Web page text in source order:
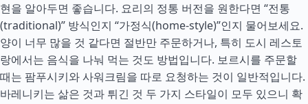
현을 알아두면 좋습니다. 요리의 정통 버전을 원한다면 “전통
(traditional)” 방식인지 “가정식(home-style)”인지 물어보세요.
양이 너무 많을 것 같다면 절반만 주문하거나, 특히 도시 레스토
랑에서는 음식을 나눠 먹는 것도 방법입니다. 보르시를 주문할
때는 팜푸시키와 사워크림을 따로 요청하는 것이 일반적입니다.
바레니키는 삶은 것과 튀긴 것 두 가지 스타일이 모두 있으니 확